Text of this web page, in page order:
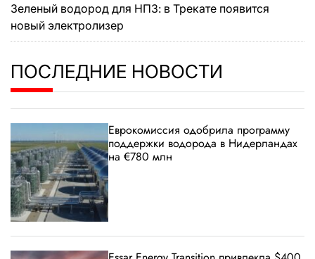
Зеленый водород для НПЗ: в Трекате появится
новый электролизер
ПОСЛЕДНИЕ НОВОСТИ
Еврокомиссия одобрила программу
поддержки водорода в Нидерландах
на €780 млн